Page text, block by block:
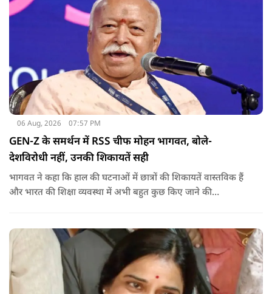
06 Aug, 2026 07:57 PM
GEN-Z के समर्थन में RSS चीफ मोहन भागवत, बोले-
देशविरोधी नहीं, उनकी शिकायतें सही
भागवत ने कहा कि हाल की घटनाओं में छात्रों की शिकायतें वास्तविक हैं
और भारत की शिक्षा व्यवस्था में अभी बहुत कुछ किए जाने की